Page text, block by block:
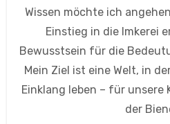
Wissen möchte ich
Einstieg in die Imkerei
Bewusstsein für die
Mein Ziel ist eine Welt, in
Einklang leben – für
der